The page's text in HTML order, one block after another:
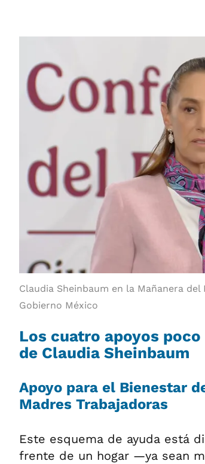
Claudia Sheinbaum en la Mañanera del
Gobierno México
Los cuatro apoyos
de Claudia Sheinbaum
Apoyo para el Bienestar
Madres Trabajadoras
Este esquema de ayuda está
frente de un hogar —ya sean